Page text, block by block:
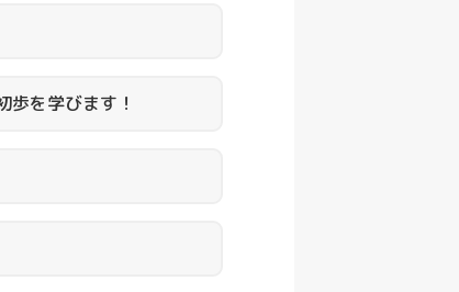
歩を学びます！